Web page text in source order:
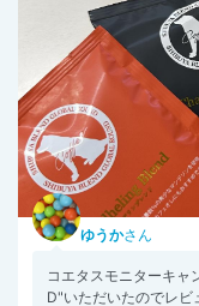
ゆうかさん
コエタスモニターキャ
D"いただいたのでレ